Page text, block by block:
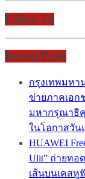
Follow Us
Recent Posts
กรุงเทพมหา
ข่ายภาคเอก
มหากรุณาธิ
ในโอกาสวัน
HUAWEI
Ulit” ถ่ายทอ
เส้นบนเคสหู